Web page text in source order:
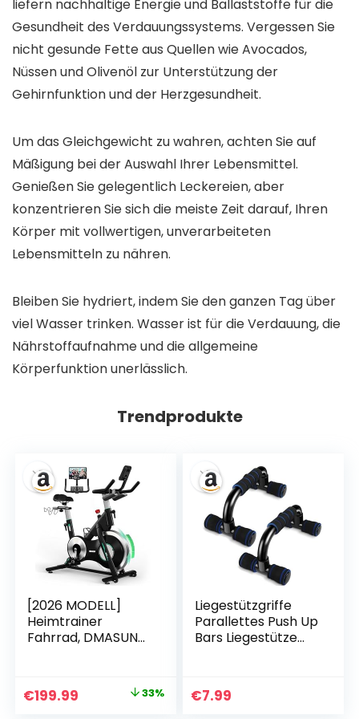
liefern nachhaltige Energie und Ballaststoffe für die
Gesundheit des Verdauungssystems. Vergessen Sie
nicht gesunde Fette aus Quellen wie Avocados,
Nüssen und Olivenöl zur Unterstützung der
Gehirnfunktion und der Herzgesundheit.
Um das Gleichgewicht zu wahren, achten Sie auf
Mäßigung bei der Auswahl Ihrer Lebensmittel.
Genießen Sie gelegentlich Leckereien, aber
konzentrieren Sie sich die meiste Zeit darauf, Ihren
Körper mit vollwertigen, unverarbeiteten
Lebensmitteln zu nähren.
Bleiben Sie hydriert, indem Sie den ganzen Tag über
viel Wasser trinken. Wasser ist für die Verdauung, die
Nährstoffaufnahme und die allgemeine
Körperfunktion unerlässlich.
Trendprodukte
[2026 MODELL]
Heimtrainer
Fahrrad, DMASUN
Fahrrad mit
Verstellbarem
Ursprünglicher
€199.99 Aktueller33%
Liegestützgriffe
Parallettes Push Up
Bars Liegestütze
für Muskeltraining
und Krafttraining
€7.99